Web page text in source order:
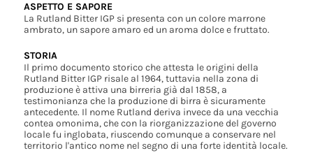
ASPETTO E SAPORE
La Rutland Bitter IGP si presenta con un colore marrone
ambrato, un sapore amaro ed un aroma dolce e fruttato.
STORIA
Il primo documento storico che attesta le origini della
Rutland Bitter IGP risale al 1964, tuttavia nella zona di
produzione è attiva una birreria già dal 1858, a
testimonianza che la produzione di birra è sicuramente
antecedente. Il nome Rutland deriva invece da una vecchia
contea omonima, che con la riorganizzazione del governo
locale fu inglobata, riuscendo comunque a conservare nel
territorio l'antico nome nel segno di una forte identità locale.